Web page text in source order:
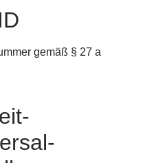
gemäß § 27 a